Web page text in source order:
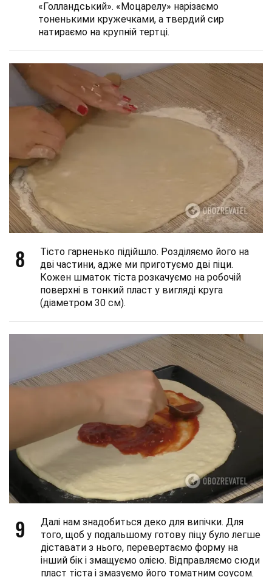
«Голландський». «Моцарелу» нарізаємо
тоненькими кружечками, а твердий сир
натираємо на крупній тертці.
8
Тісто гарненько підійшло. Розділяємо його на
дві частини, адже ми приготуємо дві піци.
Кожен шматок тіста розкачуємо на робочій
поверхні в тонкий пласт у вигляді круга
(діаметром 30 см).
9
Далі нам знадобиться деко для випічки. Для
того, щоб у подальшому готову піцу було легше
діставати з нього, перевертаємо форму на
інший бік і змащуємо олією. Відправляємо сюди
пласт тіста і змазуємо його томатним соусом.